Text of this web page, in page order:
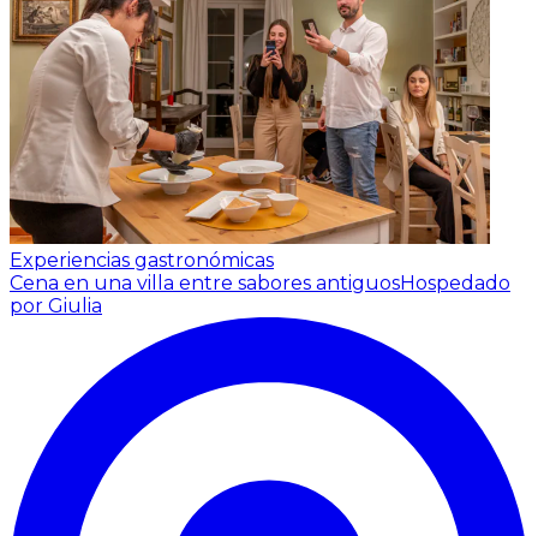
Experiencias gastronómicas
Cena en una villa entre sabores antiguosHospedado
por Giulia